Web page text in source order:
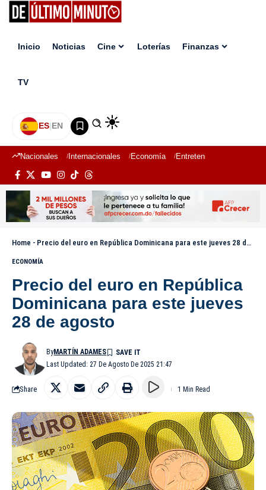
Inicio Noticias Cine Loterías Finanzas
TV
ES|EN
Nacionales Internacionales Economía Entretenimiento
Home - Precio del euro en República Dominicana para este jueves 28 de agosto
ECONOMÍA
Precio del euro en República
Dominicana para este jueves
28 de agosto
Last Updated: 27 De Agosto De 2025 21:47
ByMARTÍN ADAMES
Share 1 Min Read